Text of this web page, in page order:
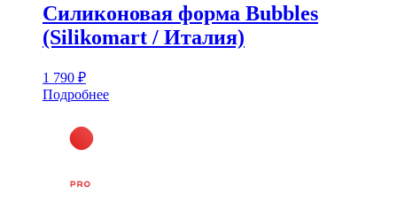
Силиконовая форма Bubbles
(Silikomart / Италия)
1 790 ₽
Подробнее